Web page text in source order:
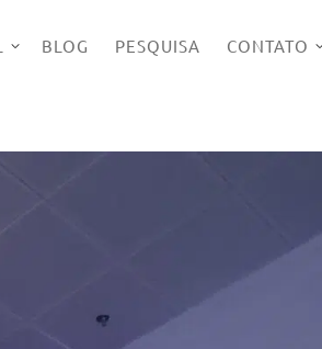
BLOG PESQUISA CONTATO